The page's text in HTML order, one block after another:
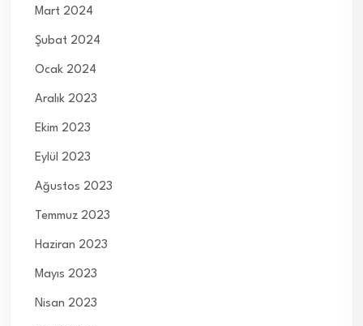
Mart 2024
Şubat 2024
Ocak 2024
Aralık 2023
Ekim 2023
Eylül 2023
Ağustos 2023
Temmuz 2023
Haziran 2023
Mayıs 2023
Nisan 2023